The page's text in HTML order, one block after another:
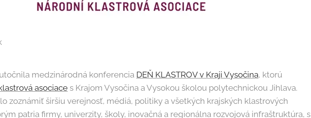
medzinárodná konferencia DEŇ KLASTROV v Kraji Vysočina, ktorú
asociace s Krajom Vysočina a Vysokou školou polytechnickou Jihlava.
zoznámiť širšiu verejnosť, médiá, politiky a všetkých krajských klastrových
patria firmy, univerzity, školy, inovačná a regionálna rozvojová infraštruktúra, s